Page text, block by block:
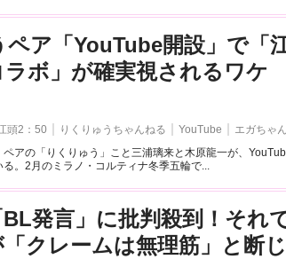
ペア「YouTube開設」で「
ボ」が確実視されるワケ
頭2：50 りくりゅうちゃんねる YouTube
エガちゃ
アの「りくりゅう」こと三浦璃来と木原龍一が、
。2月のミラノ・コルティナ冬季五輪で...
発言」に批判殺到！それ
クレームは無理筋」と断